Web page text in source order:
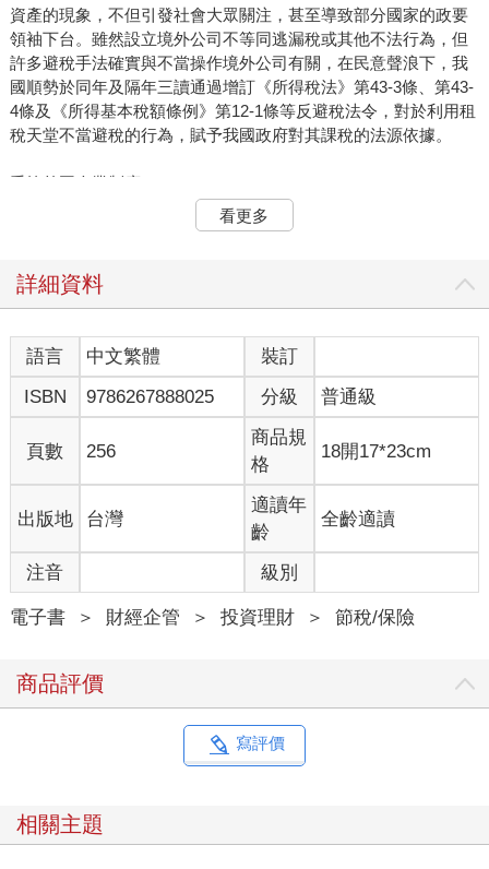
資產的現象，不但引發社會大眾關注，甚至導致部分國家的政要
領袖下台。雖然設立境外公司不等同逃漏稅或其他不法行為，但
許多避稅手法確實與不當操作境外公司有關，在民意聲浪下，我
國順勢於同年及隔年三讀通過增訂《所得稅法》第43-3條、第43-
4條及《所得基本稅額條例》第12-1條等反避稅法令，對於利用租
稅天堂不當避稅的行為，賦予我國政府對其課稅的法源依據。
受控外國企業制度
出於財富規劃考量、稅務考量或因早期只允許透過第三地赴大陸
投資，許多個人或企業會選擇在租稅天堂設立境外公司，再由該
控股公司持有實質營運的子公司股權。
前，租稅天堂的投資控股公司（A公司），投資金融商品獲配之股
利或利息等孳息所得，只要不分配回我國個人或公司股東，我國
政府便無法對該所得課稅。同樣地，若A公司持有實質營運的子公
司（B公司），B公司分配之盈餘保留在租稅天堂不分配回我國個
人或公司股東，我國政府也無法對該盈餘課稅。營利事業及個人
CFC制度的誕生就是為了防堵這種情況，在符合CFC的條件下，
海外盈餘不分配也可能視同分配課稅。
CFC制度，完整來說可以分為五個部分：（1）CFC認定原則、
（2）豁免門檻、（3）課稅主體、（4）計算CFC所得及（5）避
免重複課稅規定。即使租稅天堂的境外公司被視為CFC，還須判
斷是否符合豁免條件及是否為課稅主體，決定是否視同分配課
項條件：
1. 位於低稅負國家或地區
2. 符合股權控制或實質控制要件
參考；但是否為低稅負國家或地區，最終仍應以實際情況認定。
看更多
詳細資料
語言 中文繁體
裝訂
ISBN
9786267888025 分級 普通級
頁數 256
商品規
格
18開17*23cm
出版地 台灣
適讀年
齡
全齡適讀
注音 級別
電子書 ＞ 財經企管 ＞ 投資理財 ＞ 節稅/保險
商品評價
寫評價
相關主題